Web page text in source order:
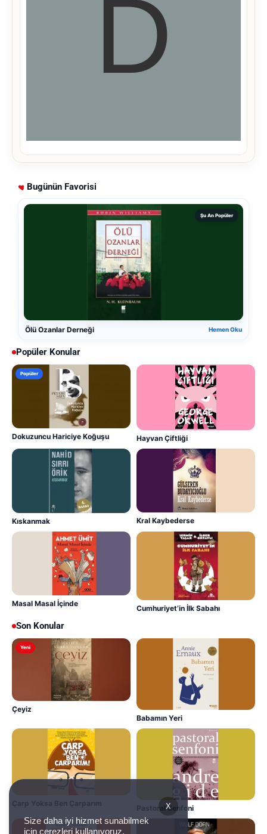
Bugünün Favorisi
Şu An Popüler
Ölü Ozanlar Derneği Hemen Oku
Popüler Konular
Popüler
Dokuzuncu Hariciye Koğuşu Hayvan Çiftliği
Kıskanmak Kral Kaybederse
Masal Masal İçinde
Cumhuriyet’in İlk Sabahı
Son Konular
Yeni
Çeyiz
Babamın Yeri
Çarp Yoksa Ben Çarparım
Pastoral Senfoni
X
Size daha iyi hizmet sunabilmek
için çerezleri kullanıyoruz.